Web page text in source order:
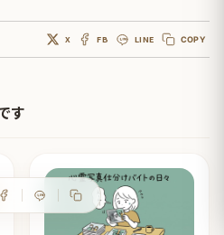
X FB LINE COPY
す